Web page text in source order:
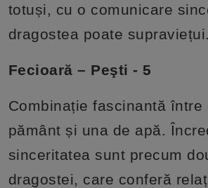
totuși, cu o comunicare
dragostea poate supraviețui.
Fecioară – Peşti - 5
Combinație fascinantă între
pământ și una de apă.
sinceritatea sunt precum
dragostei, care conferă